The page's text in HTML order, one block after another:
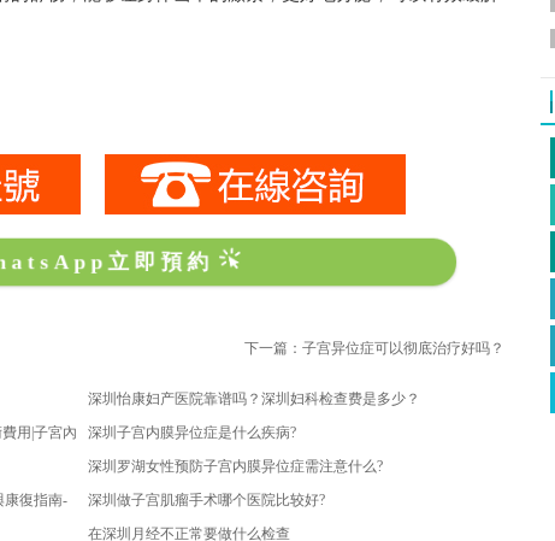
立即預約
下一篇：子宫异位症可以彻底治疗好吗？
深圳怡康妇产医院靠谱吗？深圳妇科检查费是多少？
用|子宮內
深圳子宫内膜异位症是什么疾病?
深圳罗湖女性预防子宫内膜异位症需注意什么?
康復指南-
深圳做子宫肌瘤手术哪个医院比较好?
在深圳月经不正常要做什么检查